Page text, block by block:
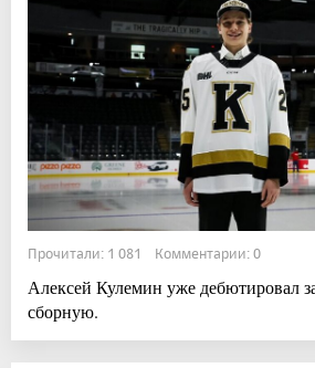
Прочитали: 1 081 Комментарии: 0
Алексей Кулемин уже дебютировал
сборную.